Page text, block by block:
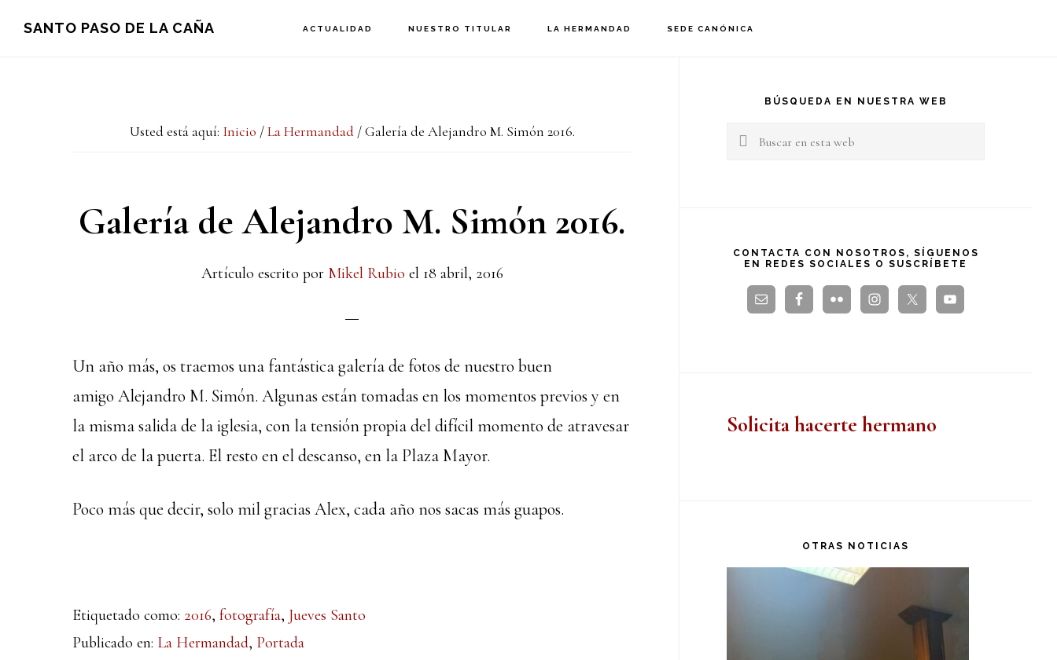
SANTO PASO DE LA CAÑA ACTUALIDAD NUESTRO TITULAR LA HERMANDAD SEDE CANÓNICA
Usted está aquí: Inicio / La Hermandad /Galería de Alejandro M. Simón 2016.
Galería de Alejandro M. Simón 2016.
Artículo escrito por Mikel Rubio el 18 abril, 2016
Un año más, os traemos una fantástica galería de fotos de nuestro buen
amigo Alejandro M. Simón. Algunas están tomadas en los momentos previos y en
la misma salida de la iglesia, con la tensión propia del difícil momento de atravesar
el arco de la puerta. El resto en el descanso, en la Plaza Mayor.
Poco más que decir, solo mil gracias Alex, cada año nos sacas más guapos.
Etiquetado como: 2016, fotografía, Jueves Santo
Publicado en: La Hermandad, Portada
principal
BÚSQUEDA EN NUESTRA WEB
Buscar
CONTACTA CON NOSOTROS, SÍGUENOS
EN REDES SOCIALES O SUSCRÍBETE
Solicita hacerte hermano
OTRAS NOTICIAS